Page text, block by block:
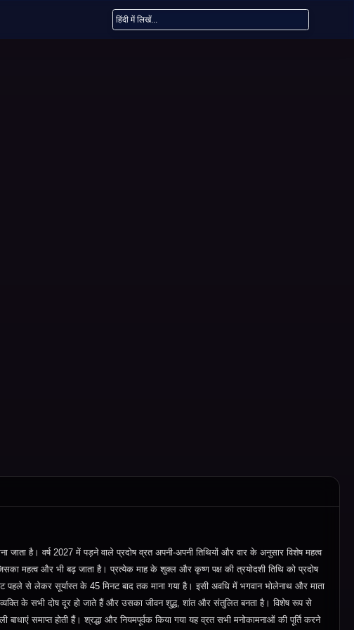
जाता है। वर्ष 2027 में पड़ने वाले प्रदोष व्रत अपनी-अपनी तिथियों और वार के अनुसार विशेष महत्व
महत्व और भी बढ़ जाता है। प्रत्येक माह के शुक्ल और कृष्ण पक्ष की त्रयोदशी तिथि को प्रदोष
पहले से लेकर सूर्यास्त के 45 मिनट बाद तक माना गया है। इसी अवधि में भगवान भोलेनाथ और माता
से व्यक्ति के सभी दोष दूर हो जाते हैं और उसका जीवन शुद्ध, शांत और संतुलित बनता है। विशेष रूप से
समाप्त होती हैं। श्रद्धा और नियमपूर्वक किया गया यह व्रत सभी मनोकामनाओं की पूर्ति करने